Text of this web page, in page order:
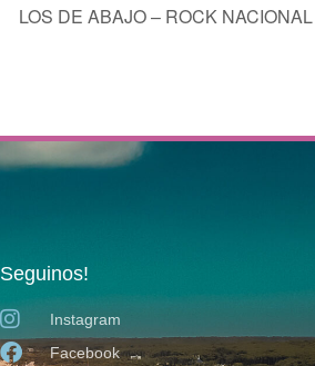
LOS DE ABAJO – ROCK NACIONAL
Seguinos!
Instagram
Facebook